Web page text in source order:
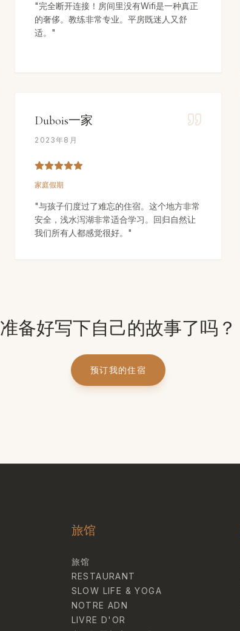
"完全断开连接！房间里没有Wifi是一种真正
的奢侈。教练非常专业。平房既迷人又舒
适。 "
Dubois一家
2023年8月
家庭假期
"与孩子们度过了难忘的住宿。这个地方非常
安全，浅水泻湖非常适合学习。回归自然让
我们所有人都感觉很好。 "
准备好写下自己的故事了吗？
预订我的住宿
旅馆
旅馆
RESTAURANT
SLOW LIFE & YOGA
NOTRE ADN
LIVRE D'OR